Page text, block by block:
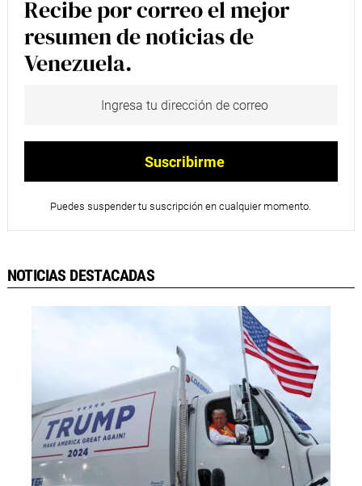
Recibe por correo el mejor
resumen de noticias de
Venezuela.
Puedes suspender tu suscripción en cualquier momento.
NOTICIAS DESTACADAS